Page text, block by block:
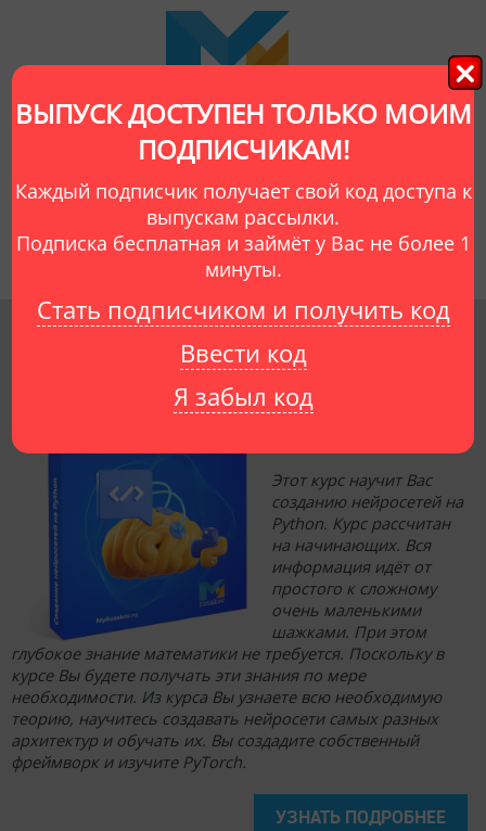
ВЫПУСК ДОСТУПЕН ТОЛЬКО МОИМ
ПОДПИСЧИКАМ!
Каждый подписчик получает свой код доступа к
выпускам рассылки.
Подписка бесплатная и займёт у Вас не более 1
минуты.
Стать подписчиком и получить код
Ввести код
Я забыл код
Об авторе Видеокурсы
Отзывы
Выпуски рассылки
Мой сайт Сайты учеников
Создание
нейросетей
Этот курс научит Вас
созданию нейросетей на
Python. Курс рассчитан
на начинающих. Вся
информация идёт от
простого к сложному
очень маленькими
шажками. При этом
глубокое знание математики не требуется. Поскольку в
курсе Вы будете получать эти знания по мере
необходимости. Из курса Вы узнаете всю необходимую
теорию, научитесь создавать нейросети самых разных
архитектур и обучать их. Вы создадите собственный
фреймворк и изучите PyTorch.
УЗНАТЬ ПОДРОБНЕЕ